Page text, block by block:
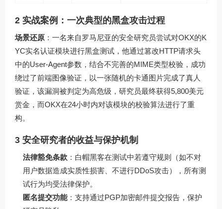
2 实战案例：一次典型的黑盒攻击过程
场景还原 ：一名来自罗马尼亚的安全研究员尝试对OKX的K
YC实名认证模块进行黑盒测试，他通过篡改HTTP请求头
中的User-Agent参数，结合不完善的MIME类型校验，成功
绕过了前端图像验证，以一张随机的卡通图片完成了真人
验证，该漏洞被判定为高危级，研究员最终获得5,800美元
赏金，而OKX在24小时内对该模块的校验算法进行了重
构。
3 安全研究者的收益与保护机制
法律豁免条款 ：白帽黑客在测试中若遵守规则（如不对
用户数据造成实质性损害、不进行DDoS攻击），所有测
试行为均受法律保护。
匿名提交功能：支持通过PGP加密邮件提交报告，保护